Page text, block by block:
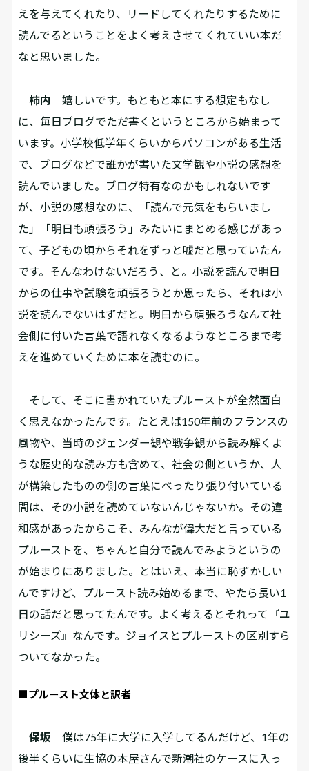
えを与えてくれたり、リードしてくれたりするために
読んでるということをよく考えさせてくれていい本だ
なと思いました。
柿内
嬉しいです。もともと本にする想定もなし
に、毎日ブログでただ書くというところから始まって
います。小学校低学年くらいからパソコンがある生活
で、ブログなどで誰かが書いた文学観や小説の感想を
読んでいました。ブログ特有なのかもしれないです
が、小説の感想なのに、「読んで元気をもらいまし
た」「明日も頑張ろう」みたいにまとめる感じがあっ
て、子どもの頃からそれをずっと嘘だと思っていたん
です。そんなわけないだろう、と。小説を読んで明日
からの仕事や試験を頑張ろうとか思ったら、それは小
説を読んでないはずだと。明日から頑張ろうなんて社
会側に付いた言葉で語れなくなるようなところまで考
えを進めていくために本を読むのに。
そして、そこに書かれていたプルーストが全然面白
く思えなかったんです。たとえば150年前のフランスの
風物や、当時のジェンダー観や戦争観から読み解くよ
うな歴史的な読み方も含めて、社会の側というか、人
が構築したものの側の言葉にべったり張り付いている
間は、その小説を読めていないんじゃないか。その違
和感があったからこそ、みんなが偉大だと言っている
プルーストを、ちゃんと自分で読んでみようというの
が始まりにありました。とはいえ、本当に恥ずかしい
んですけど、プルースト読み始めるまで、やたら長い1
日の話だと思ってたんです。よく考えるとそれって『ユ
リシーズ』なんです。ジョイスとプルーストの区別すら
ついてなかった。
■プルースト文体と訳者
保坂 僕は75年に大学に入学してるんだけど、1年の
後半くらいに生協の本屋さんで新潮社のケースに入っ